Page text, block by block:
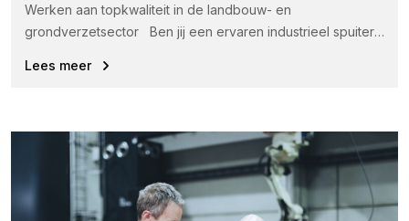
Werken aan topkwaliteit in de landbouw- en
grondverzetsector Ben jij een ervaren industrieel spuiter
Lees meer